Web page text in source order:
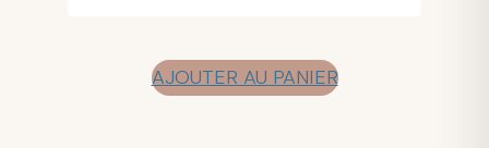
AJOUTER AU PANIER